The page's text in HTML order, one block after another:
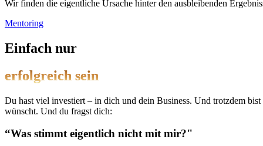
Wir finden die eigentliche Ursache hinter den ausbleibenden
Mentoring
Einfach nur
erfolgreich sein
Du hast viel investiert – in dich und dein Business. Und trotzdem
wünscht. Und du fragst dich:
“Was stimmt eigentlich nicht mit mir?"